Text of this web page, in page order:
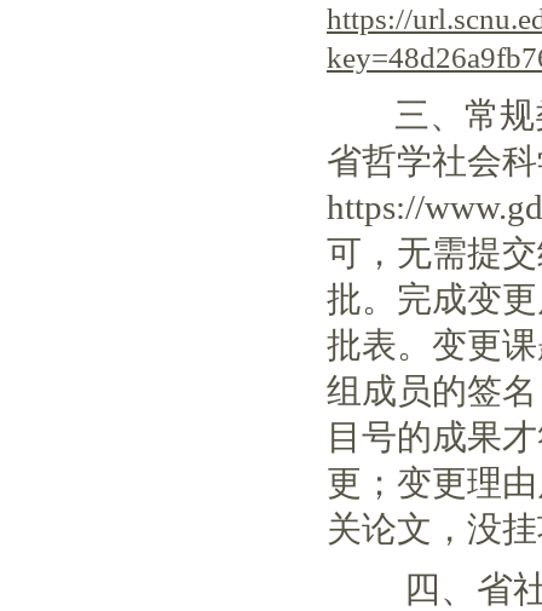
https://
三、常规
省哲学社会
https://
可，无需提
批。完成变
批表。变更
组成员的签
目号的成果
更；变更理
关论文，没
四、省社